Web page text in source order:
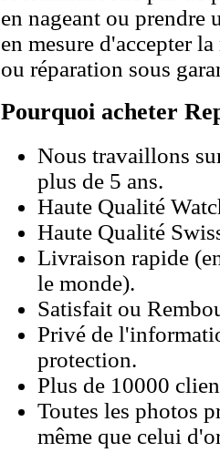
en nageant ou prendre
en mesure d'accepter
ou réparation sous
Pourquoi acheter
Nous travaillons
plus de 5 ans.
Haute Qualité
Haute Qualité
Livraison rapide
le monde).
Satisfait ou
Privé de
protection.
Plus de 10000
Toutes les photos
même que celui